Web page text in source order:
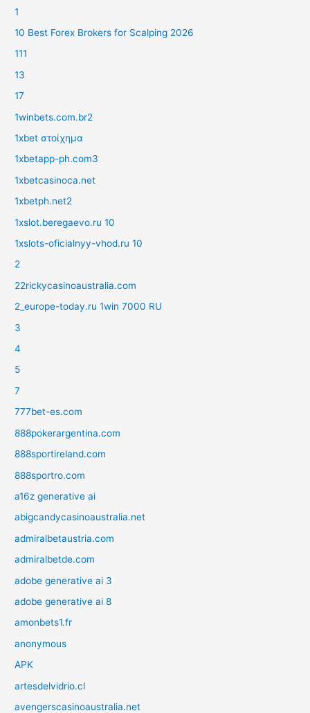
1
10 Best Forex Brokers for Scalping 2026
111
13
17
1winbets.com.br2
1xbet στοίχημα
1xbetapp-ph.com3
1xbetcasinoca.net
1xbetph.net2
1xslot.beregaevo.ru 10
1xslots-oficialnyy-vhod.ru 10
2
22rickycasinoaustralia.com
2_europe-today.ru 1win 7000 RU
3
4
5
7
777bet-es.com
888pokerargentina.com
888sportireland.com
888sportro.com
a16z generative ai
abigcandycasinoaustralia.net
admiralbetaustria.com
admiralbetde.com
adobe generative ai 3
adobe generative ai 8
amonbets1.fr
anonymous
APK
artesdelvidrio.cl
avengerscasinoaustralia.net